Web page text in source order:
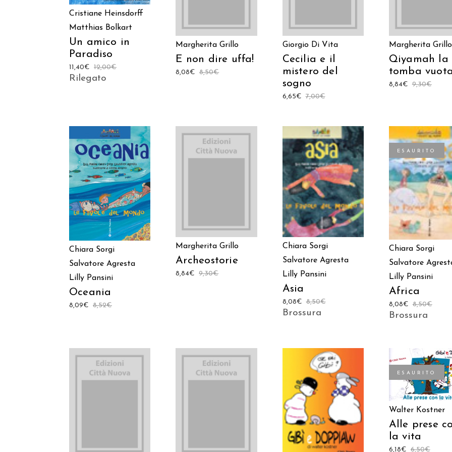
Cristiane Heinsdorff
Matthias Bolkart
Un amico in
Paradiso
12,00€
11,40€
Rilegato
Margherita Grillo
E non dire uffa!
8,50€
8,08€
Giorgio Di Vita
Cecilia e il
mistero del
sogno
7,00€
6,65€
Margherita Grillo
Qiyamah la
tomba
9,30€
8,84€
AGGIUNGI AL
CARRELLO
Chiara Sorgi
Salvatore Agresta
Lilly Pansini
Oceania
8,52€
8,09€
Margherita Grillo
Archeostorie
9,30€
8,84€
AGGIUNGI AL
CARRELLO
Chiara Sorgi
Salvatore Agresta
Lilly Pansini
Asia
8,50€
8,08€
Brossura
ESAURITO
LEGGI TUTTO
Chiara Sorgi
Salvatore
Lilly Pansini
Africa
8,50€
8,08€
Brossura
AGGIUNGI AL
CARRELLO
ESAURITO
LEGGI TUTTO
Walter Kostner
Alle prese
la vita
6,50€
6,18€